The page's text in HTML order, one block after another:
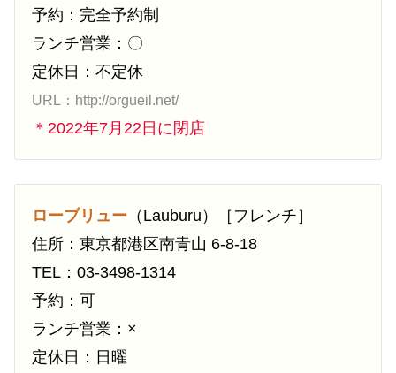
予約：完全予約制
ランチ営業：〇
定休日：不定休
URL：http://orgueil.net/
＊2022年7月22日に閉店
ローブリュー （Lauburu）［フレンチ］
住所：東京都港区南青山 6-8-18
TEL：03-3498-1314
予約：可
ランチ営業：×
定休日：日曜